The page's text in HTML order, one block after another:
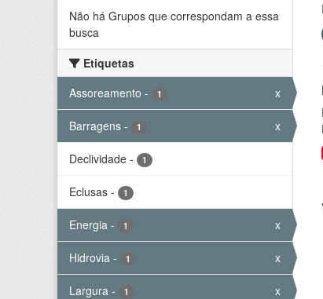
Não há Grupos que correspondam a essa
busca
Etiquetas
Assoreamento - 1 x
Barragens - 1 x
Declividade - 1
Eclusas - 1
Energia - 1 x
Hidrovia - 1 x
Largura - 1 x